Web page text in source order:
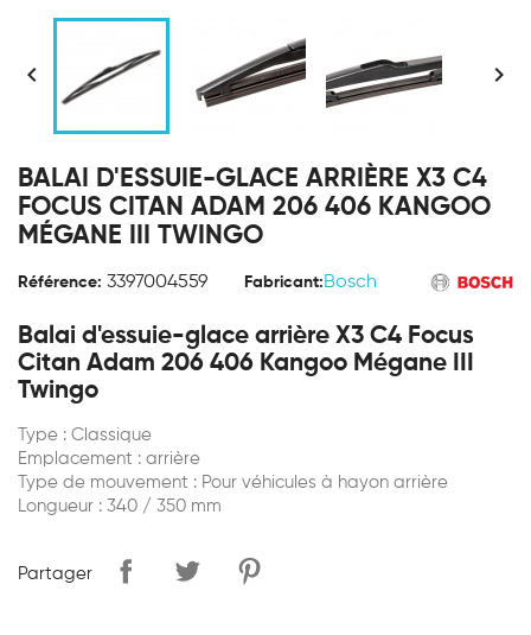
 
BALAI D'ESSUIE-GLACE ARRIÈRE X3 C4
FOCUS CITAN ADAM 206 406 KANGOO
MÉGANE III TWINGO
Référence: 3397004559 Fabricant: Bosch
Balai d'essuie-glace arrière X3 C4 Focus
Citan Adam 206 406 Kangoo Mégane III
Twingo
Type : Classique
Emplacement : arrière
Type de mouvement : Pour véhicules à hayon arrière
Longueur : 340 / 350 mm
Partager